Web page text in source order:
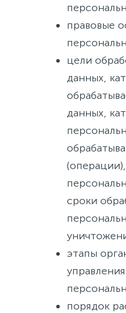
правовые
цели
данных,
данных,
сроки
этапы
порядок